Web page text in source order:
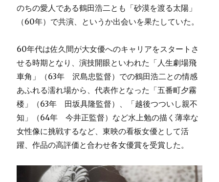
のちの愛人である鶴田浩二とも「砂漠を渡る太陽」
（60年）で共演、というか出会いを果たしていた。
60年代は佐久間が大女優へのキャリアをスタートさ
せる時期となり、演技開眼といわれた「人生劇場飛
車角」（63年 沢島忠監督）での鶴田浩二との情感
あふれる濡れ場から、代表作となった「五番町夕霧
楼」（63年 田坂具隆監督）、「越後つついし親不
知」（64年 今井正監督）など水上勉の描く薄幸な
女性像に挑戦するなど、東映の看板女優として活
躍、作品の高評価と合わせ各女優賞を受賞した。